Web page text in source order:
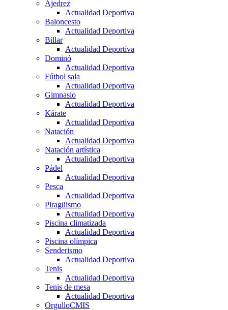
Ajedrez
Actualidad Deportiva
Baloncesto
Actualidad Deportiva
Billar
Actualidad Deportiva
Dominó
Actualidad Deportiva
Fútbol sala
Actualidad Deportiva
Gimnasio
Actualidad Deportiva
Kárate
Actualidad Deportiva
Natación
Actualidad Deportiva
Natación artística
Actualidad Deportiva
Pádel
Actualidad Deportiva
Pesca
Actualidad Deportiva
Piragüismo
Actualidad Deportiva
Piscina climatizada
Actualidad Deportiva
Piscina olímpica
Senderismo
Actualidad Deportiva
Tenis
Actualidad Deportiva
Tenis de mesa
Actualidad Deportiva
OrgulloCMIS